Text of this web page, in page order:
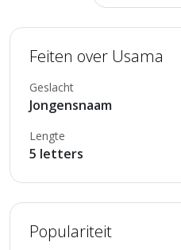
Feiten over Usama
Geslacht
Jongensnaam
Lengte
5 letters
Populariteit